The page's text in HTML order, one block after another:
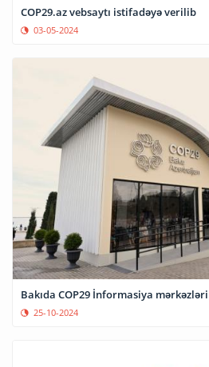
COP29.az vebsaytı istifadəyə verilib
03-05-2024
Bakıda COP29 İnformasiya
25-10-2024